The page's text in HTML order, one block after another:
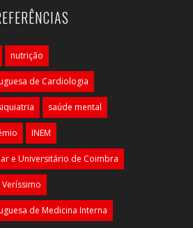
nutrição
de Cardiologia
saúde mental
INEM
e Universitário de Coimbra
de Medicina Interna